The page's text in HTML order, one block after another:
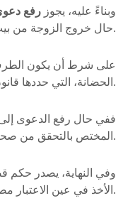
وبناءً عليه، يجوز رفع
حال خروج الزوجة من بيت الزوجية.
على شرط أن يكون
الحضانة، التي حددها قانون الأحوال الشخصية.
ففي حال رفع الدعوى
المختص بالتحقق من صحة الطلب، وأحقية المدعي.
وفي النهاية، يصدر حكم
الأخذ في عين الاعتبار مصلحة المحضون.